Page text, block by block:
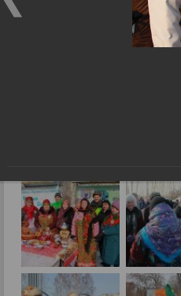
Общественная приемная